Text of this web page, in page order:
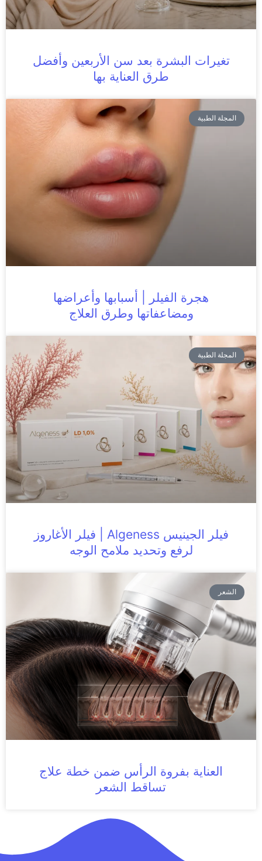
تغيرات البشرة بعد سن الأربعين وأفضل
طرق العناية بها
المجلة الطبية
هجرة الفيلر | أسبابها وأعراضها
ومضاعفاتها وطرق العلاج
المجلة الطبية
فيلر الجينيس Algeness | فيلر الأغاروز
لرفع وتحديد ملامح الوجه
الشعر
العناية بفروة الرأس ضمن خطة علاج
تساقط الشعر